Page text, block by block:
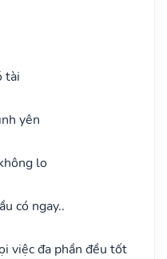
tài
yên
lo
có ngay..
việc đa phần đều tốt